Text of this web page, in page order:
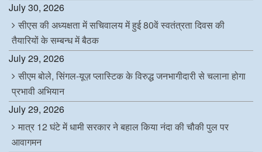
July 30, 2026
सीएस की अध्यक्षता में सचिवालय में हुई 80वें स्वतंत्रता दिवस की
तैयारियों के सम्बन्ध में बैठक
July 29, 2026
सीएम बोले, सिंगल-यूज़ प्लास्टिक के विरुद्ध जनभागीदारी से चलाना होगा
प्रभावी अभियान
July 29, 2026
मात्र 12 घंटे में धामी सरकार ने बहाल किया नंदा की चौकी पुल पर
आवागमन